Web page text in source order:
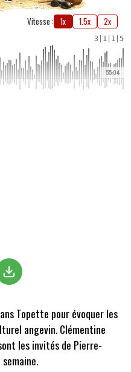
Vitesse : 1x 1.5x 2x
3 1 1 5
55:04
Topette pour évoquer les
angevin. Clémentine
les invités de Pierre-